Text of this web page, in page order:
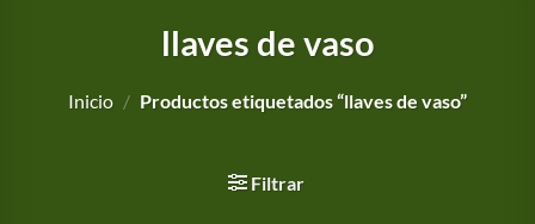
llaves de vaso
Inicio / Productos etiquetados “llaves de vaso”
Filtrar